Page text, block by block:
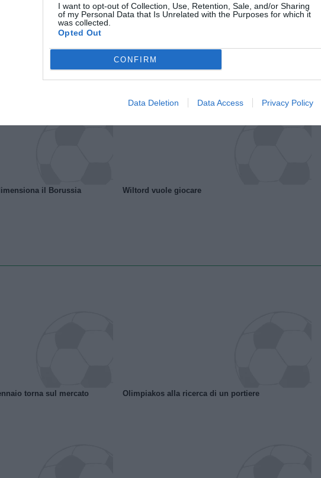
I want to opt-out of Collection, Use, Retention, Sale, and/or Sharing
of my Personal Data that Is Unrelated with the Purposes for which it
was collected.
Opted Out
CONFIRM
Data Deletion Data Access Privacy Policy
Manchester United Il Rayo Vallecano spinge per Zamorano
il Borussia
Wiltord vuole giocare
torna sul mercato Olimpiakos alla ricerca di un portiere